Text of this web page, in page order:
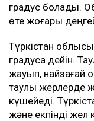
градус болады.
өте жоғары
Түркістан
градусқа дейін.
жауып, найзағай
таулы жерлерде
күшейеді.
және екпінді жел